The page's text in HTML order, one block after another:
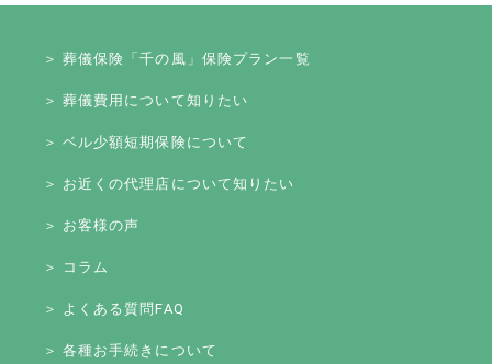
＞ 葬儀保険「千の風」保険プラン一覧
＞ 葬儀費用について知りたい
＞ ベル少額短期保険について
＞ お近くの代理店について知りたい
＞ お客様の声
＞ コラム
＞ よくある質問FAQ
＞ 各種お手続きについて